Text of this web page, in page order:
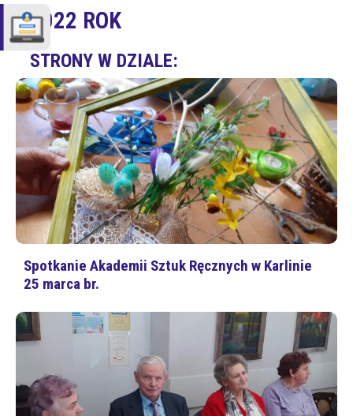
2022 ROK
STRONY W DZIALE:
Spotkanie Akademii Sztuk Ręcznych w Karlinie
25 marca br.